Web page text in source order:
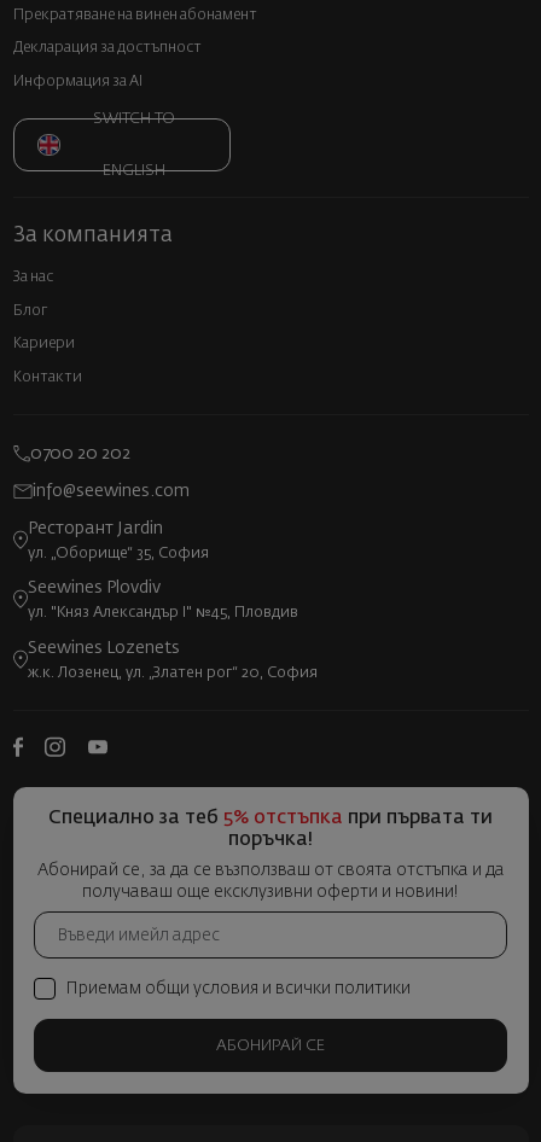
Прекратяване на винен абонамент
Декларация за достъпност
Информация за AI
SWITCH TO
ENGLISH
За компанията
За нас
Блог
Кариери
Контакти
0700 20 202
info@seewines.com
Ресторант Jardin
ул. „Оборище“ 35, София
Seewines Plovdiv
ул. "Княз Александър I" №45, Пловдив
Seewines Lozenets
ж.к. Лозенец, ул. „Златен рог“ 20, София
Специално за теб 5% отстъпка при първата ти
поръчка!
Абонирай се, за да се възползваш от своята отстъпка и да
получаваш още ексклузивни оферти и новини!
Приемам общи условия и всички политики
АБОНИРАЙ СЕ